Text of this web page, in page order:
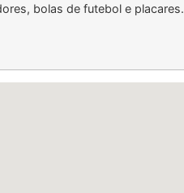
bolas de futebol e placares.